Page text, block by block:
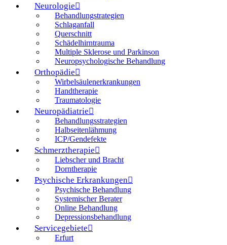
Neurologie
Behandlungstrategien
Schlaganfall
Querschnitt
Schädelhirntrauma
Multiple Sklerose und Parkinson
Neuropsychologische Behandlung
Orthopädie
Wirbelsäulenerkrankungen
Handtherapie
Traumatologie
Neuropädiatrie
Behandlungsstrategien
Halbseitenlähmung
ICP/Gendefekte
Schmerztherapie
Liebscher und Bracht
Dorntherapie
Psychische Erkrankungen
Psychische Behandlung
Systemischer Berater
Online Behandlung
Depressionsbehandlung
Servicegebiete
Erfurt